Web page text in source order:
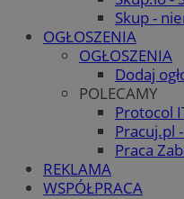
Skup -
OGŁOSZENIA
OGŁOSZENIA
Dodaj
POLECAMY
Protocol
Pracuj.pl
Praca
REKLAMA
WSPÓŁPRACA